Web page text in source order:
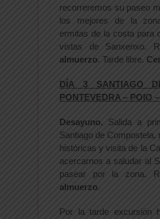
recorreremos su paseo
los mejores de la
ermitas de la costa para
vistas de Sanxenxo.
almuerzo. Tarde libre.
DÍA 3 SANTIAGO
PONTEVEDRA – POIO
Desayuno. Salida a
Santiago de
históricas y visita de la
acercarnos a saludar al
pasear por la zona.
almuerzo.
Por la tarde excursión